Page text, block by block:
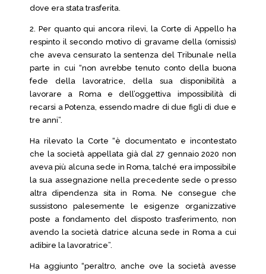
dove era stata trasferita.
2. Per quanto qui ancora rilevi, la Corte di Appello ha
respinto il secondo motivo di gravame della (omissis)
che aveva censurato la sentenza del Tribunale nella
parte in cui “non avrebbe tenuto conto della buona
fede della lavoratrice, della sua disponibilità a
lavorare a Roma e dell’oggettiva impossibilità di
recarsi a Potenza, essendo madre di due figli di due e
tre anni”.
Ha rilevato la Corte “è documentato e incontestato
che la società appellata già dal 27 gennaio 2020 non
aveva più alcuna sede in Roma, talché era impossibile
la sua assegnazione nella precedente sede o presso
altra dipendenza sita in Roma. Ne consegue che
sussistono palesemente le esigenze organizzative
poste a fondamento del disposto trasferimento, non
avendo la società datrice alcuna sede in Roma a cui
adibire la lavoratrice”.
Ha aggiunto “peraltro, anche ove la società avesse